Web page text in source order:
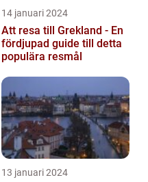
14 januari 2024
Att resa till Grekland - En
fördjupad guide till detta
populära resmål
13 januari 2024